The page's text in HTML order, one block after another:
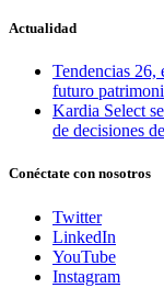
Actualidad
Tendencias 26,
futuro
Kardia Select
de decisiones
Conéctate con nosotros
Twitter
LinkedIn
YouTube
Instagram